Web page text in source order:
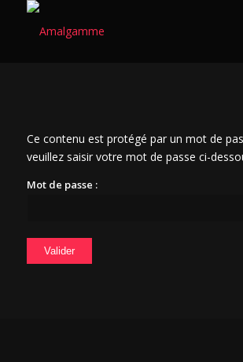
Ce contenu est protégé par un mot de
veuillez saisir votre mot de passe ci-
Mot de passe :